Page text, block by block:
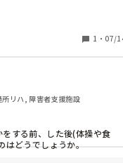
がお待ちください」と伝
んだ？』と怒って言って
一番でないと気が済まな
…。一番に連れて行った
らまたこのやり取りにな
換する覚悟はあるよ…。
に座って座位は安定して
すりから手を離してくれ
よね…。不穏にさせたか
レ誘導が終わった時はホ
1 ・ 07/
リハ, 障害者支援施設
する前、した後(体操や食
はどうでしょうか。